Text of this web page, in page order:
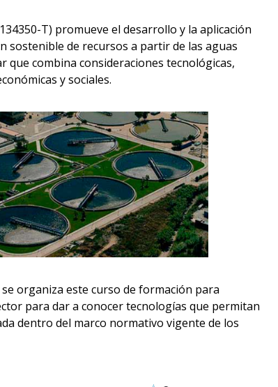
T) promueve el desarrollo y la aplicación
sostenible de recursos a partir de las aguas
combina consideraciones tecnológicas,
y sociales.
se organiza este curso de formación para
para dar a conocer tecnologías que permitan
dentro del marco normativo vigente de los